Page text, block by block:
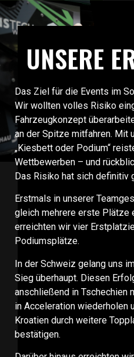
UNSERE
Das Ziel für die Events im
Wir wollten volles Risiko
Fahrzeugkonzept
an der Spitze mitfahren. Mit
„Kiesbett oder Podium“
Wettbewerben – und
Das Risiko hat sich definitiv
Erstmals in unserer
gleich mehrere erste Plätze
erreichten wir vier
Podiumsplätze.
In der Schweiz gelang uns
Sieg überhaupt. Diesen
anschließend in Tschechien
in Acceleration wiederholen
Kroatien durch weitere
bestätigen.